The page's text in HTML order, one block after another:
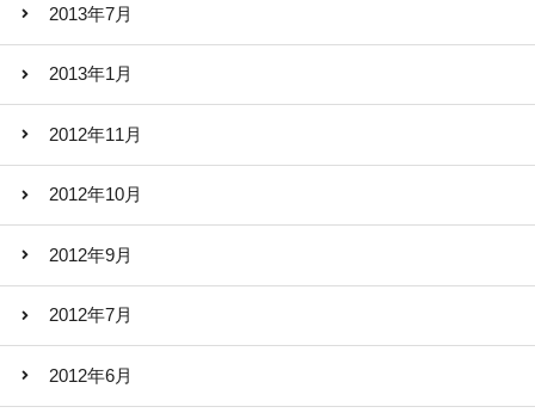
2013年7月
2013年1月
2012年11月
2012年10月
2012年9月
2012年7月
2012年6月